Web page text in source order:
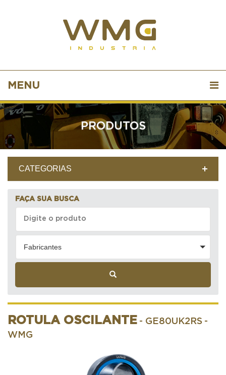
MENU
PRODUTOS
CATEGORIAS
FAÇA SUA BUSCA
Fabricantes
ROTULA OSCILANTE - GE80UK2RS -
WMG